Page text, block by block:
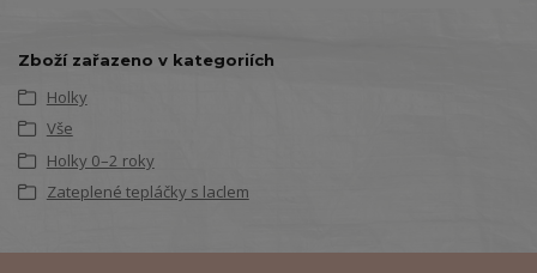
Zboží zařazeno v kategoriích
Holky
Vše
Holky 0–2 roky
Zateplené tepláčky s laclem